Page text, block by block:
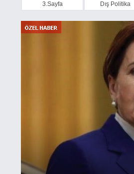
3.Sayfa Dış Politika